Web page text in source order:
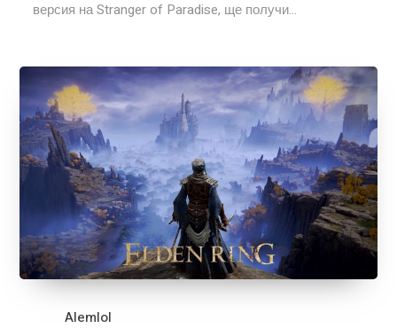
версия на Stranger of Paradise, ще получи...
Alemlol